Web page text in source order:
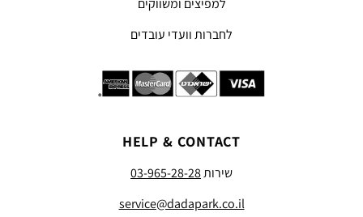
למפיצים ומשווקים
לחברות וועדי עובדים
HELP & CONTACT
שירות03-965-28-28
service@dadapark.co.il